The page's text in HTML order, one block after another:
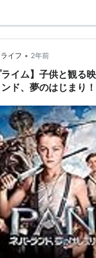
ェブスター
ティム・ルイス
作： J・M・バリー
マシソン、シーマ
トシル
・マリアネッリ
ックマン
ヘドランド
ーラ
イフリッド
ラー
イフ • 2年前
ライム】子供と観る
ド、夢のはじまり！